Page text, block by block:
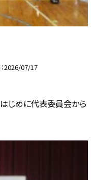
2026/07/17
じめに代表委員会から